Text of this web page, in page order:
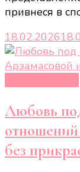
привнеся в
18.02.2026
Любовь
без